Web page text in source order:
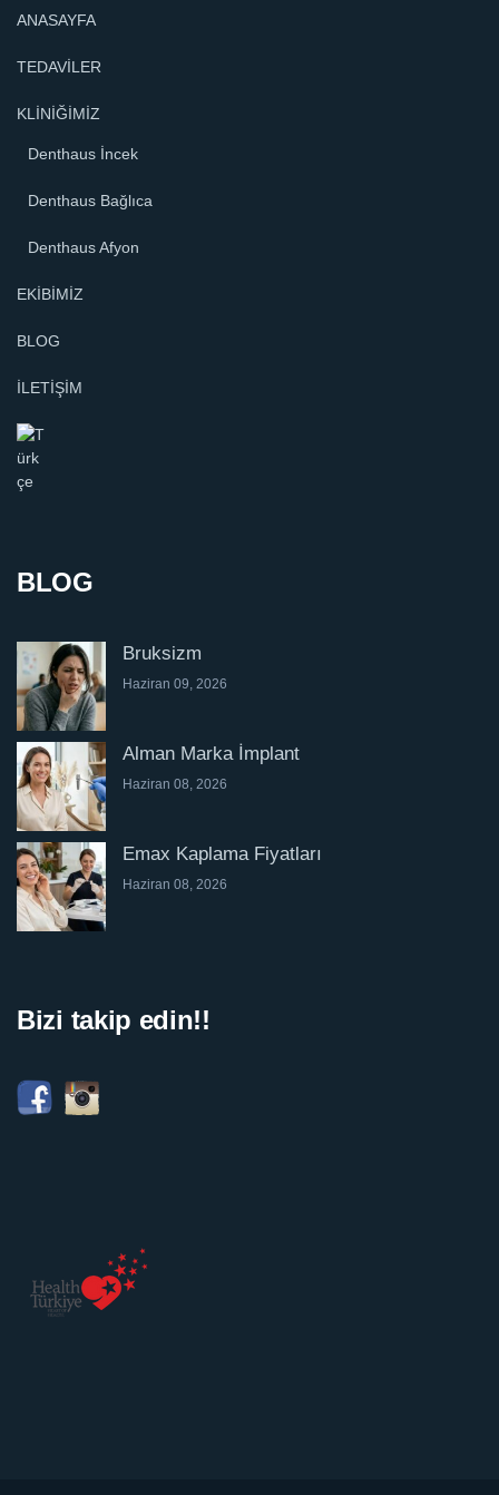
ANASAYFA
TEDAVİLER
KLİNİĞİMİZ
Denthaus İncek
Denthaus Bağlıca
Denthaus Afyon
EKİBİMİZ
BLOG
İLETİŞİM
BLOG
Bruksizm
Haziran 09, 2026
Alman Marka İmplant
Haziran 08, 2026
Emax Kaplama Fiyatları
Haziran 08, 2026
Bizi takip edin!!